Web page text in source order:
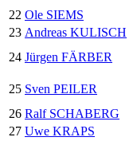
22 Ole SIEMS
23 Andreas KULISCH
24 Jürgen FÄRBER
25 Sven PEILER
26 Ralf SCHABERG
27 Uwe KRAPS